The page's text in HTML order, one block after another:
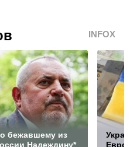
INFOX
бежавшему из
Надеждину*